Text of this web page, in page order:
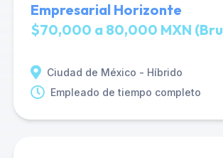
Empresarial Horizonte
$70,000 a 80,000 MXN
Ciudad de México - Híbrido
Empleado de tiempo completo